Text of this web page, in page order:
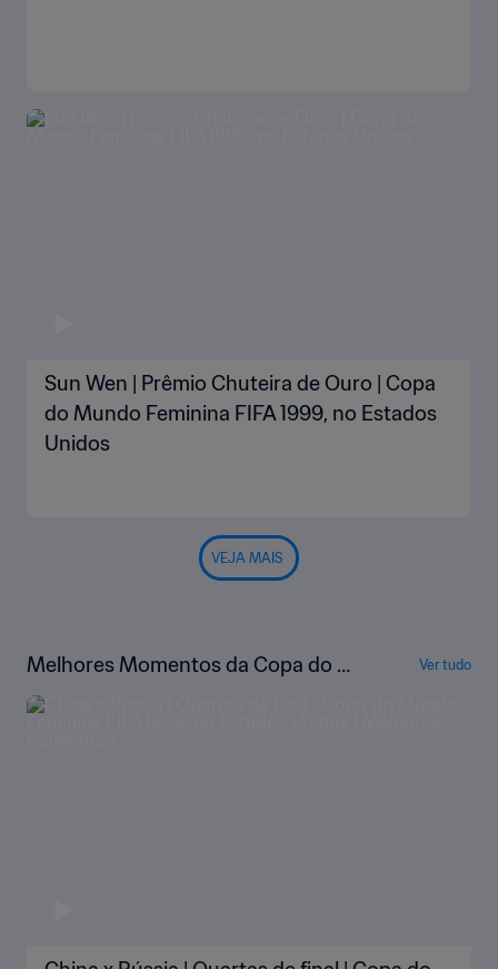
Sun Wen | Prêmio Chuteira de Ouro | Copa
do Mundo Feminina FIFA 1999, no Estados
Unidos
VEJA MAIS
Melhores Momentos da Copa do M
undo Feminina da FIFA EUA 1999™
Ver tudo